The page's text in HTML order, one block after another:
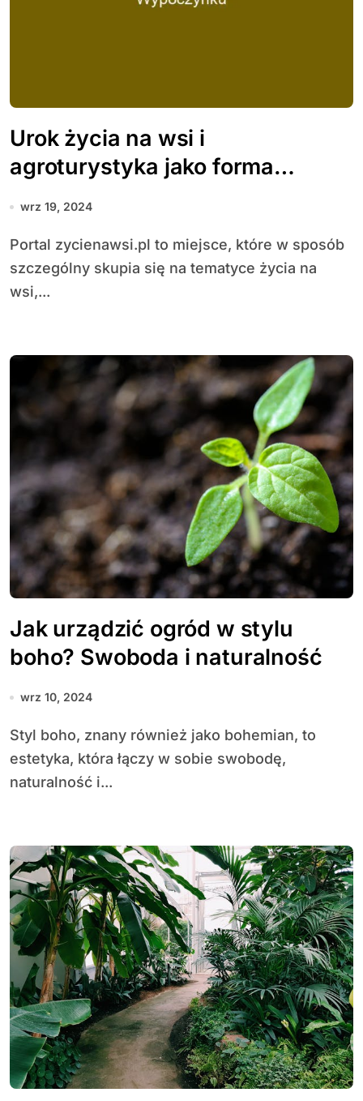
Urok życia na wsi i
agroturystyka jako forma
wypoczynku
wrz 19, 2024
Portal zycienawsi.pl to miejsce, które w sposób
szczególny skupia się na tematyce życia na
wsi,...
Jak urządzić ogród w stylu
boho? Swoboda i naturalność
wrz 10, 2024
Styl boho, znany również jako bohemian, to
estetyka, która łączy w sobie swobodę,
naturalność i...